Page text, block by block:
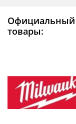
Официальный
товары: